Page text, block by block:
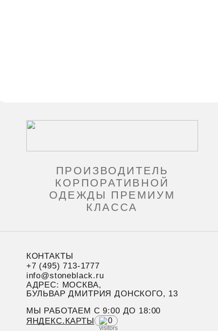
ПРОИЗВОДИТЕЛЬ
КОРПОРАТИВНОЙ
ОДЕЖДЫ ПРЕМИУМ
КЛАССА
КОНТАКТЫ
+7 (495) 713-1777
info@stoneblack.ru
АДРЕС: МОСКВА,
БУЛЬВАР ДМИТРИЯ ДОНСКОГО, 13
МЫ РАБОТАЕМ C 9:00 ДО 18:00
ЯНДЕКС.КАРТЫ
0